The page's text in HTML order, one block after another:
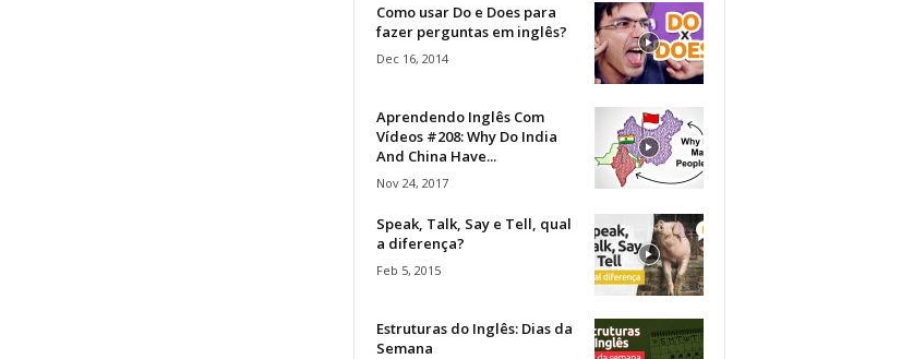
Como usar Do e Does para
fazer perguntas em inglês?
Dec 16, 2014
Aprendendo Inglês Com
Vídeos #208: Why Do India
And China Have...
Nov 24, 2017
Speak, Talk, Say e Tell, qual
a diferença?
Feb 5, 2015
Estruturas do Inglês: Dias da
Semana